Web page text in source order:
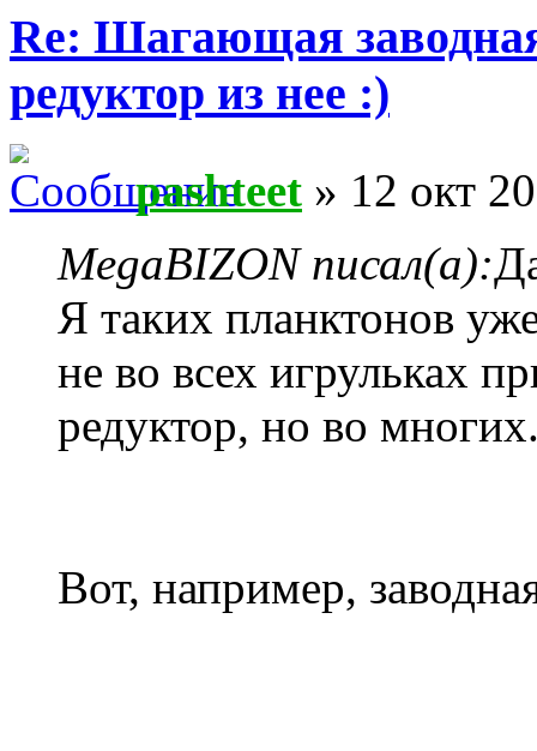
Re: Шагающая
редуктор из нее :)
pashteet » 12 окт
MegaBIZON писал(а):
Я таких планктонов
не во всех игрульках
редуктор, но во
Вот, например,